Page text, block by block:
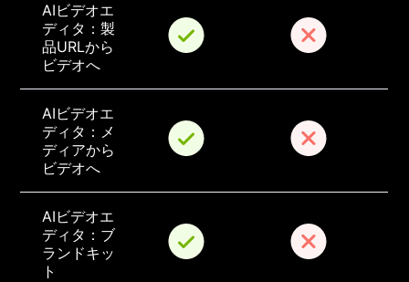
AIビデオエ
ディタ：製
品URLから
ビデオへ
AIビデオエ
ディタ：メ
ディアから
ビデオへ
AIビデオエ
ディタ：ブ
ランドキッ
ト